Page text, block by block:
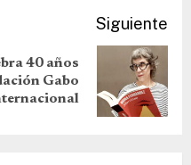
Siguiente
40 años
Gabo